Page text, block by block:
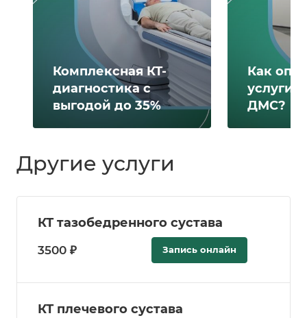
Комплексная КТ-
диагностика с
выгодой до 35%
Как
услуги
ДМС?
Другие услуги
КТ тазобедренного сустава
3500 ₽ Запись онлайн
КТ плечевого сустава